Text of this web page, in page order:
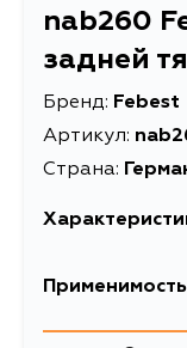
nab260
задней
Бренд: Febest
Артикул:
Страна:
EAN-13
Применимость